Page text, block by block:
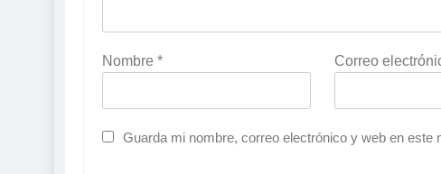
Nombre * Correo
Guarda mi nombre, correo electrónico y web en este